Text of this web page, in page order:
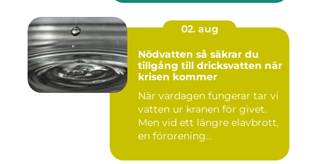
02. aug
Nödvatten så säkrar du
tillgång till dricksvatten när
krisen kommer
När vardagen fungerar tar vi
vatten ur kranen för givet.
Men vid ett längre elavbrott,
en förorening...